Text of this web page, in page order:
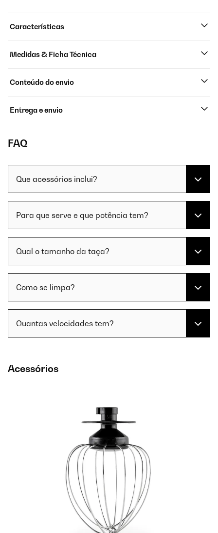
Características
Medidas & Ficha Técnica
Conteúdo do envio
Entrega e envio
FAQ
Que acessórios inclui?
Para que serve e que potência tem?
Qual o tamanho da taça?
Como se limpa?
Quantas velocidades tem?
Acessórios